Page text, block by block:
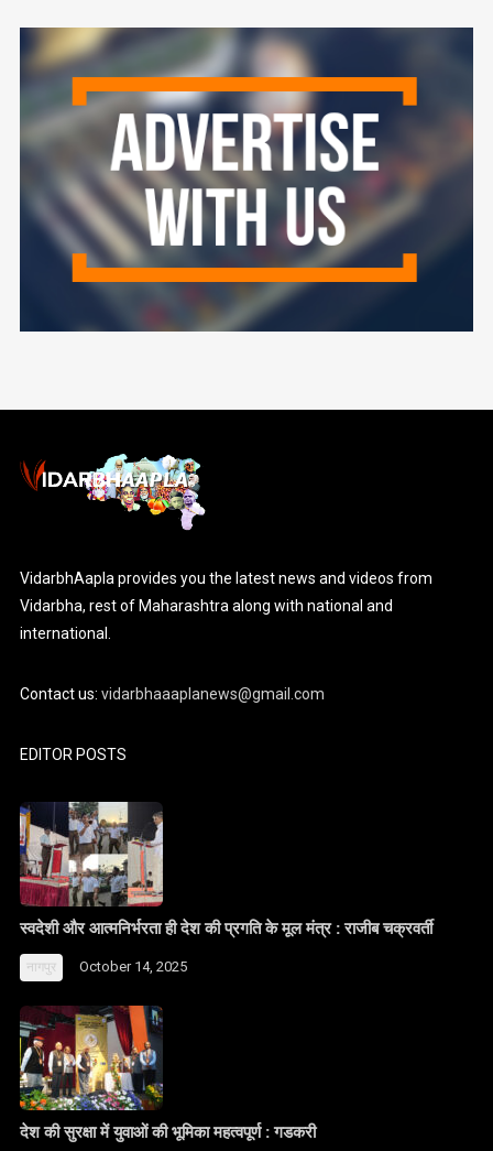
VidarbhAapla provides you the latest news and videos from
Vidarbha, rest of Maharashtra along with national and
international.
Contact us:vidarbhaaaplanews@gmail.com
EDITOR POSTS
स्वदेशी और आत्मनिर्भरता ही देश की प्रगति के मूल मंत्र : राजीब चक्रवर्ती
नागपुर October 14, 2025
देश की सुरक्षा में युवाओं की भूमिका महत्वपूर्ण : गडकरी